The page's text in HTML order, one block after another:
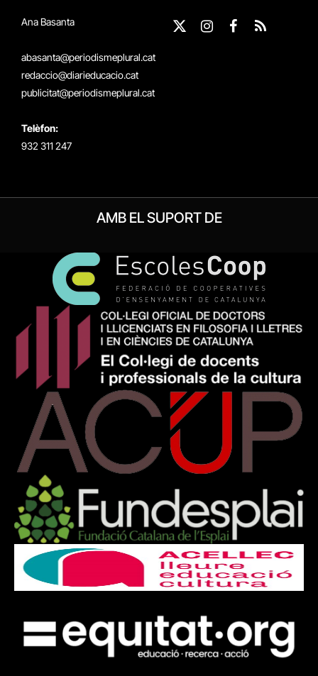
Ana Basanta
abasanta@periodismeplural.cat
redaccio@diarieducacio.cat
publicitat@periodismeplural.cat
Telèfon:
932 311 247
X
InstagramFacebook
RSS
AMB EL SUPORT DE